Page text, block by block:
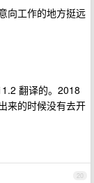
向工作的地方挺远
翻译的。2018
来的时候没有去开
20